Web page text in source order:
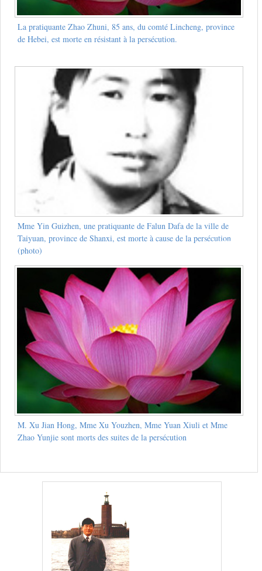
La pratiquante Zhao Zhuni, 85 ans, du comté Lincheng, province
de Hebei, est morte en résistant à la persécution.
Mme Yin Guizhen, une pratiquante de Falun Dafa de la ville de
Taiyuan, province de Shanxi, est morte à cause de la persécution
(photo)
M. Xu Jian Hong, Mme Xu Youzhen, Mme Yuan Xiuli et Mme
Zhao Yunjie sont morts des suites de la persécution